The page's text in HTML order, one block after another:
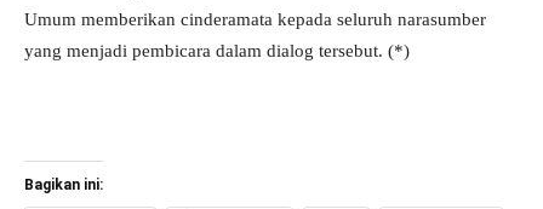
Umum memberikan cinderamata kepada seluruh narasumber
yang menjadi pembicara dalam dialog tersebut. (*)
Bagikan ini: